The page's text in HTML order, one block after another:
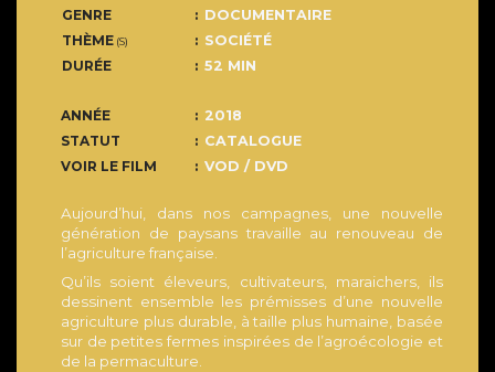
GENRE
DOCUMENTAIRE
THÈME (S)
SOCIÉTÉ
DURÉE
52 MIN
ANNÉE
2018
STATUT
CATALOGUE
VOIR LE FILM
VOD / DVD
Aujourd’hui, dans nos campagnes, une nouvelle
génération de paysans travaille au renouveau de
l’agriculture française.
Qu’ils soient éleveurs, cultivateurs, maraichers, ils
dessinent ensemble les prémisses d’une nouvelle
agriculture plus durable, à taille plus humaine, basée
sur de petites fermes inspirées de l’agroécologie et
de la permaculture.